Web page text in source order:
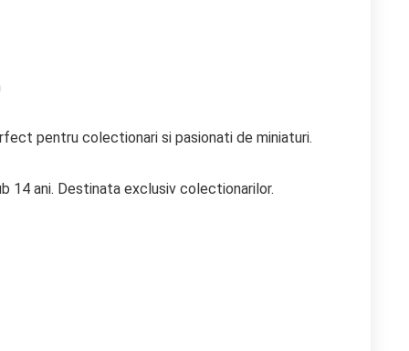
pentru colectionari si pasionati de miniaturi.
14 ani. Destinata exclusiv colectionarilor.